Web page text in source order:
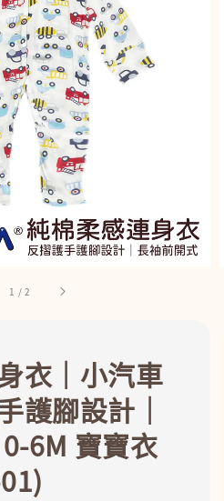
1 /2
衣｜小汽車
護腳設計｜
6M 寶寶衣